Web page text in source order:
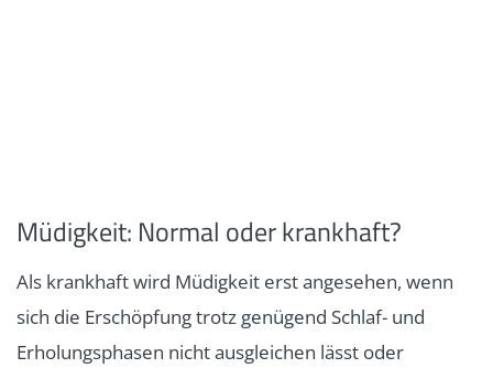
Müdigkeit: Normal oder krankhaft?
Als krankhaft wird Müdigkeit erst angesehen, wenn
sich die Erschöpfung trotz genügend Schlaf- und
Erholungsphasen nicht ausgleichen lässt oder